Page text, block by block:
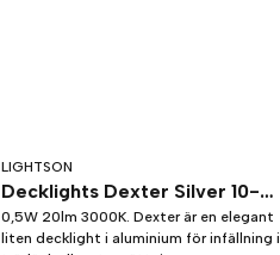
LIGHTSON
Decklights Dexter Silver 10-pack LightsOn Garden Plug & Play
0,5W 20lm 3000K. Dexter är en elegant
liten decklight i aluminium för infällning i